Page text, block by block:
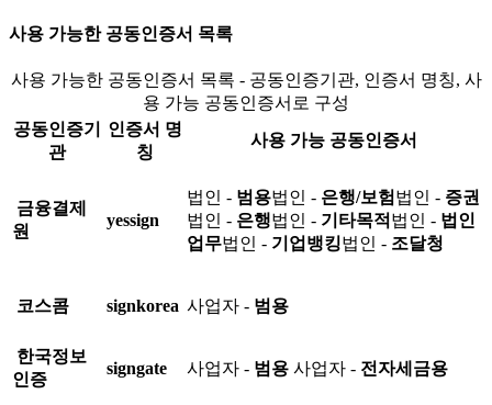
사용 가능한 공동인증서 목록
사용 가능한 공동인증서 목록 - 공동인증기관, 인증서 명칭, 사
용 가능 공동인증서로 구성
공동인증기
관
인증서 명
칭
사용 가능 공동인증서
금융결제
원
yessign
법인 - 범용법인 - 은행/보험 법인 - 증권
법인 - 은행법인 - 기타목적 법인 - 법인
업무법인 - 기업뱅킹법인 - 조달청
코스콤 signkorea 사업자 - 범용
한국정보
인증
signgate 사업자 - 범용 사업자 - 전자세금용